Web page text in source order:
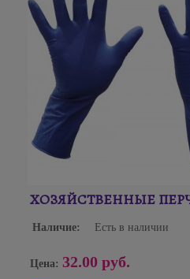
ХОЗЯЙСТВЕННЫЕ
Наличие: Есть в наличии
Цена: 32.00 руб.